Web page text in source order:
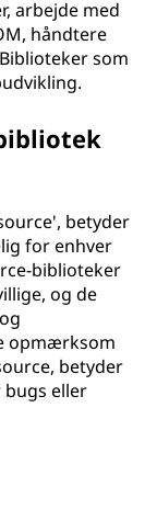
arbejde med
håndtere
som
betyder
for enhver
biblioteker
og de
opmærksom
betyder
eller